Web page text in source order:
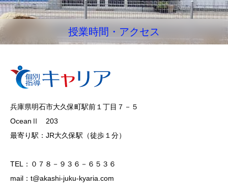
授業時間・アクセス
兵庫県明石市大久保町駅前１丁目７－５
OceanⅡ 203
最寄り駅：JR大久保駅（徒歩１分）
TEL：０７８－９３６－６５３６
mail：t@akashi-juku-kyaria.com